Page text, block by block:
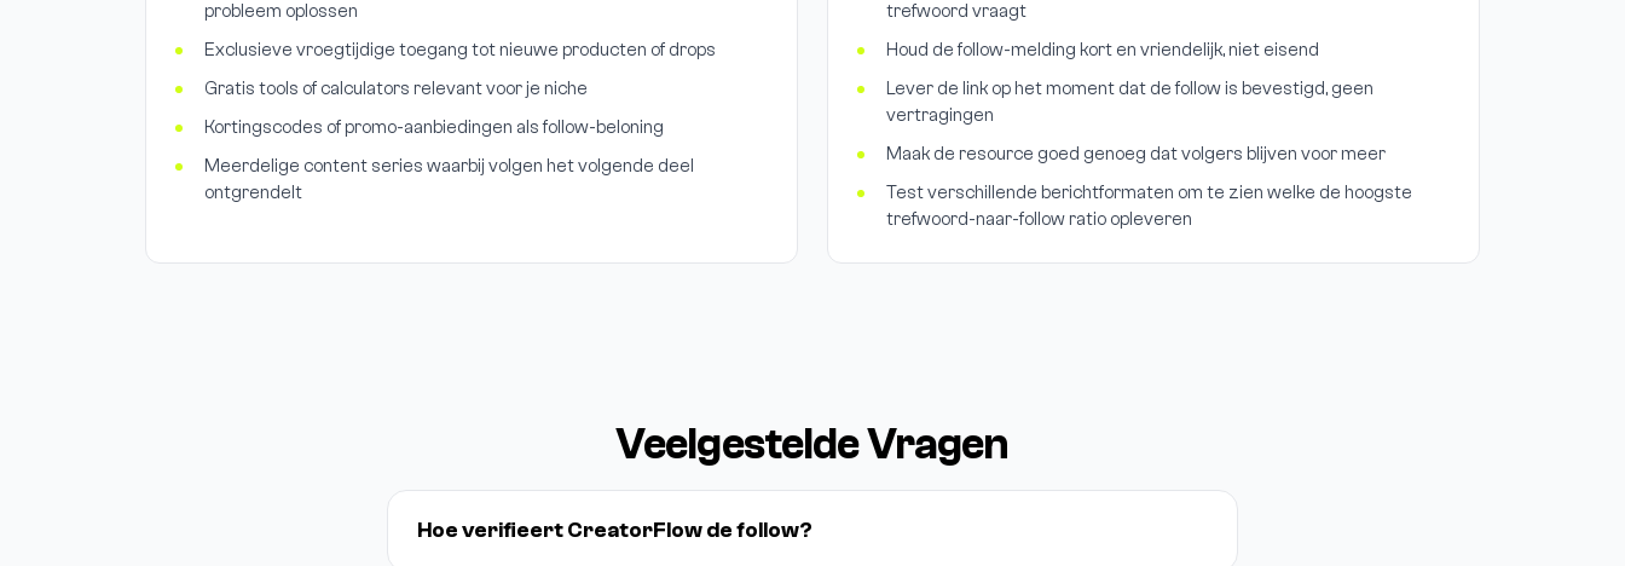
probleem oplossen
Exclusieve vroegtijdige toegang tot nieuwe producten of drops
Gratis tools of calculators relevant voor je niche
Kortingscodes of promo-aanbiedingen als follow-beloning
Meerdelige content series waarbij volgen het volgende deel
ontgrendelt
trefwoord vraagt
Houd de follow-melding kort en vriendelijk, niet eisend
Lever de link op het moment dat de follow is bevestigd, geen
vertragingen
Maak de resource goed genoeg dat volgers blijven voor meer
Test verschillende berichtformaten om te zien welke de hoogste
trefwoord-naar-follow ratio opleveren
Veelgestelde Vragen
Hoe verifieert CreatorFlow de follow?